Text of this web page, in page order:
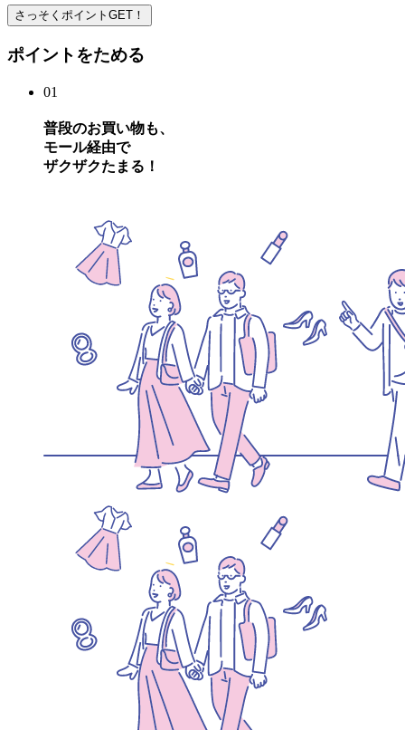
さっそくポイントGET！
ポイントをためる
01
普段のお買い物も、
モール経由で
ザクザクたまる ！